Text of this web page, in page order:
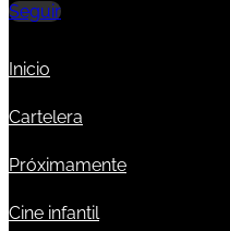
Seguir
Inicio
Cartelera
Próximamente
Cine infantil